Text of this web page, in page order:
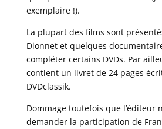
exemplaire !).
La plupart des films sont
Dionnet et quelques
compléter certains DVDs. Par
contient un livret de 24 pages
DVDclassik.
Dommage toutefois que l’éditeur
demander la participation de